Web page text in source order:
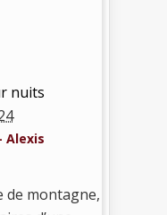
nuits
Alexis
de montagne,